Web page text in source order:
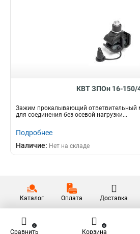
КВТ ЗПОн 16-150/
Зажим прокалывающий ответвительный
для соединения без осевой нагрузки...
Подробнее
Наличие: Нет на складе
Каталог Оплата Доставка
Сравнить
0
Корзина
0